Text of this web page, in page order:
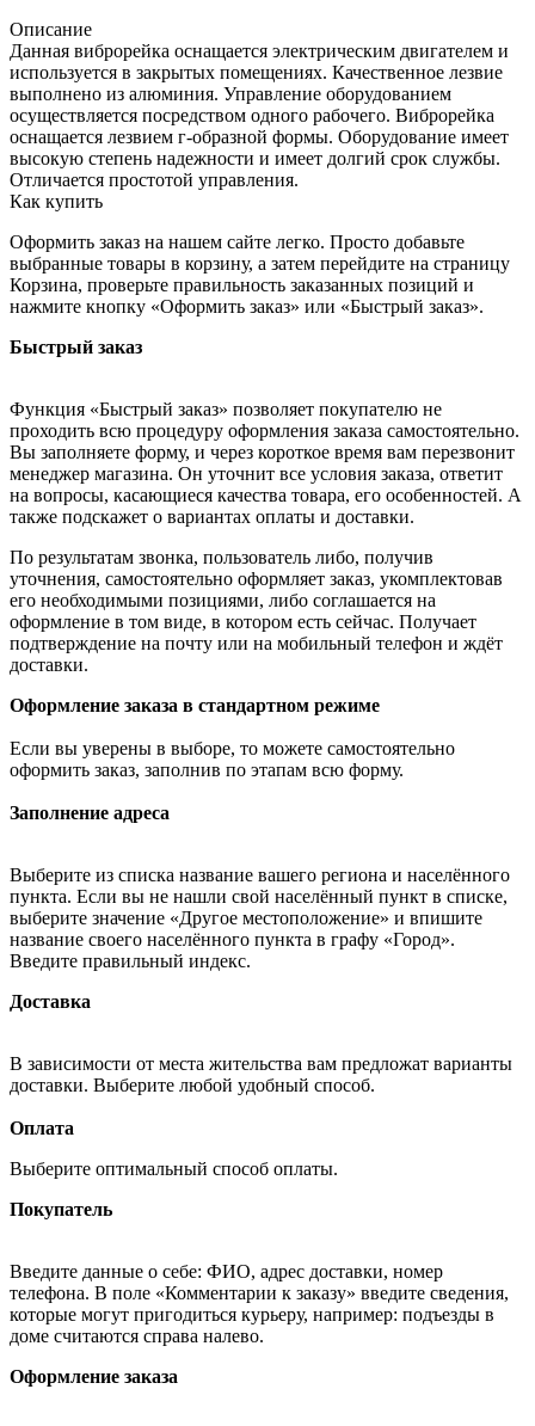
Описание
Данная виброрейка оснащается электрическим двигателем и
используется в закрытых помещениях. Качественное лезвие
выполнено из алюминия. Управление оборудованием
осуществляется посредством одного рабочего. Виброрейка
оснащается лезвием г-образной формы. Оборудование имеет
высокую степень надежности и имеет долгий срок службы.
Отличается простотой управления.
Как купить
Оформить заказ на нашем сайте легко. Просто добавьте
выбранные товары в корзину, а затем перейдите на страницу
Корзина, проверьте правильность заказанных позиций и
нажмите кнопку «Оформить заказ» или «Быстрый заказ».
Быстрый заказ
Функция «Быстрый заказ» позволяет покупателю не
проходить всю процедуру оформления заказа самостоятельно.
Вы заполняете форму, и через короткое время вам перезвонит
менеджер магазина. Он уточнит все условия заказа, ответит
на вопросы, касающиеся качества товара, его особенностей. А
также подскажет о вариантах оплаты и доставки.
По результатам звонка, пользователь либо, получив
уточнения, самостоятельно оформляет заказ, укомплектовав
его необходимыми позициями, либо соглашается на
оформление в том виде, в котором есть сейчас. Получает
подтверждение на почту или на мобильный телефон и ждёт
доставки.
Оформление заказа в стандартном режиме
Если вы уверены в выборе, то можете самостоятельно
оформить заказ, заполнив по этапам всю форму.
Заполнение адреса
Выберите из списка название вашего региона и населённого
пункта. Если вы не нашли свой населённый пункт в списке,
выберите значение «Другое местоположение» и впишите
название своего населённого пункта в графу «Город».
Введите правильный индекс.
Доставка
В зависимости от места жительства вам предложат варианты
доставки. Выберите любой удобный способ.
Оплата
Выберите оптимальный способ оплаты.
Покупатель
Введите данные о себе: ФИО, адрес доставки, номер
телефона. В поле «Комментарии к заказу» введите сведения,
которые могут пригодиться курьеру, например: подъезды в
доме считаются справа налево.
Оформление заказа